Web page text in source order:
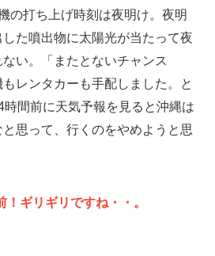
の打ち上げ時刻は夜明け。夜明
た噴出物に太陽光が当たって夜
い。「またとないチャンス
レンタカーも手配しました。と
時間前に天気予報を見ると沖縄は
思って、行くのをやめようと思
ギリギリですね・・。